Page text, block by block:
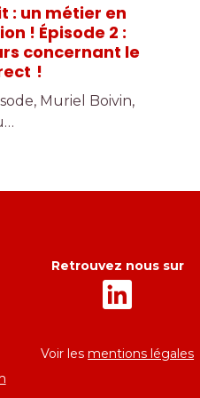
: un métier en
! Épisode 2 :
concernant le
!
Muriel Boivin,
Retrouvez nous sur
Voir lesmentions légales